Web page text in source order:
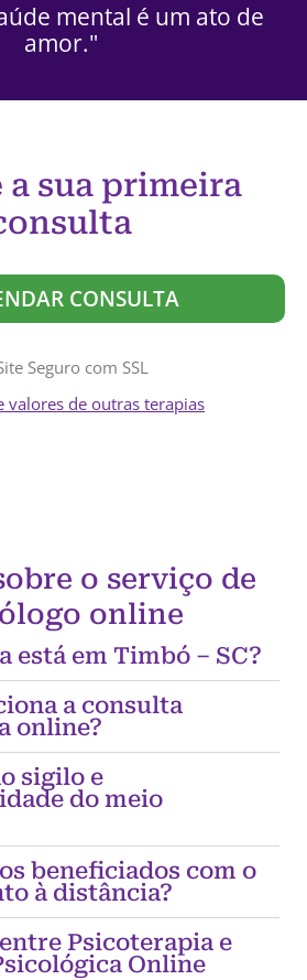
mental é um ato de
amor."
a sua primeira
CONSULTA
Seguro com SSL
valores de outras terapias
o serviço de
online
está em Timbó – SC?
a consulta
online?
sigilo e
do meio
beneficiados com o
à distância?
Psicoterapia e
Online